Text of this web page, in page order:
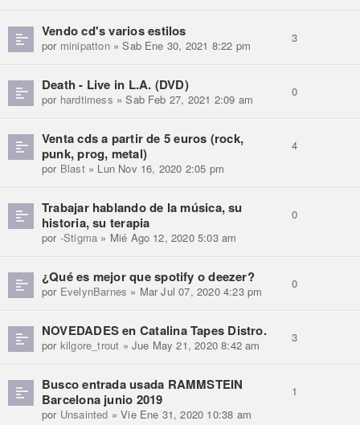
Vendo cd's varios estilos
por minipatton» Sab Ene 30, 2021 8:22 pm
3
Death - Live in L.A. (DVD)
por hardtimess » Sab Feb 27, 2021 2:09 am
0
Venta cds a partir de 5 euros (rock,
punk, prog, metal)
por Blast» Lun Nov 16, 2020 2:05 pm
4
Trabajar hablando de la música, su
historia, su terapia
por -Stigma » Mié Ago 12, 2020 5:03 am
0
¿Qué es mejor que spotify o deezer?
por EvelynBarnes » Mar Jul 07, 2020 4:23 pm
0
NOVEDADES en Catalina Tapes Distro.
por kilgore_trout » Jue May 21, 2020 8:42 am
3
Busco entrada usada RAMMSTEIN
Barcelona junio 2019
por Unsainted » Vie Ene 31, 2020 10:38 am
1